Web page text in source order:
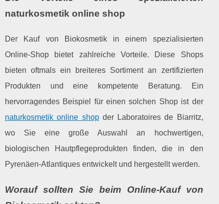
naturkosmetik online shop
Der Kauf von Biokosmetik in einem spezialisierten
Online-Shop bietet zahlreiche Vorteile. Diese Shops
bieten oftmals ein breiteres Sortiment an zertifizierten
Produkten und eine kompetente Beratung. Ein
hervorragendes Beispiel für einen solchen Shop ist der
naturkosmetik online shopder Laboratoires de Biarritz,
wo Sie eine große Auswahl an hochwertigen,
biologischen Hautpflegeprodukten finden, die in den
Pyrenäen-Atlantiques entwickelt und hergestellt werden.
Worauf sollten Sie beim Online-Kauf von